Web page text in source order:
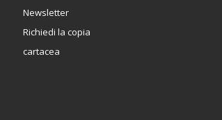
Newsletter
Richiedi la copia
cartacea